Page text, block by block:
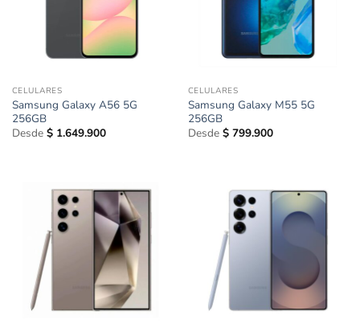
CELULARES
Samsung Galaxy A56 5G
256GB
Desde $1.649.900
CELULARES
Samsung Galaxy M55 5G
256GB
Desde $799.900